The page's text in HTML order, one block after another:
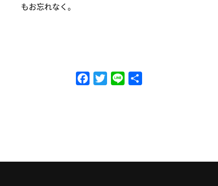
もお忘れなく。
FacebookTwitterLine